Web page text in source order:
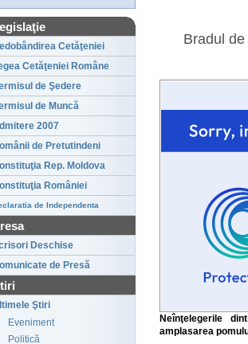
Cetăţeniei
Cetăţeniei Române
de Şedere
de Muncă
2007
de Pretutindeni
Rep. Moldova
României
de Independenta
Deschise
de Presă
Ştiri
Eveniment
Politică
Bradul
Neînţelegerile
amplasarea